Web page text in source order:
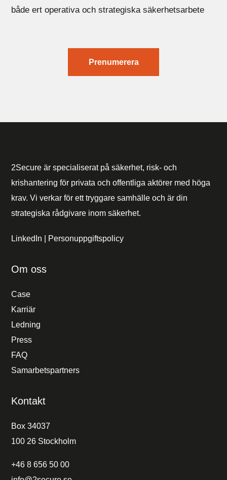
både ert operativa och strategiska säkerhetsarbete
Prenumerera
2Secure är specialiserat på säkerhet, risk- och
krishantering för privata och offentliga aktörer med höga
krav. Vi verkar för ett tryggare samhälle och är din
strategiska rådgivare inom säkerhet.
LinkedIn Personuppgiftspolicy
Om oss
Case
Karriär
Ledning
Press
FAQ
Samarbetspartners
Kontakt
Box 34037
100 26 Stockholm
+46 8 656 50 00